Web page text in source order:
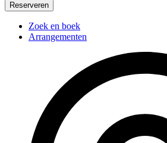
Reserveren
Zoek en boek
Arrangementen